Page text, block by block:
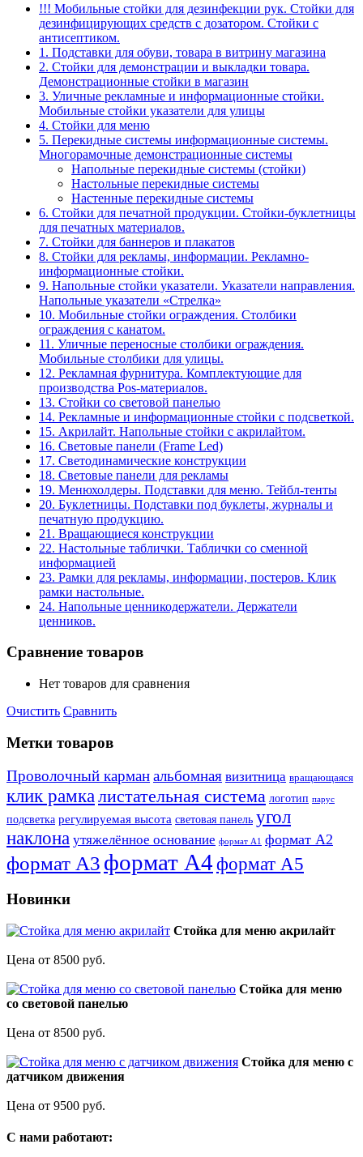
!!! Мобильные стойки для дезинфекции рук. Стойки для
дезинфицирующих средств с дозатором. Стойки с
антисептиком.
1. Подставки для обуви, товара в витрину магазина
2. Стойки для демонстрации и выкладки товара.
Демонстрационные стойки в магазин
3. Уличные рекламные и информационные стойки.
Мобильные стойки указатели для улицы
4. Стойки для меню
5. Перекидные системы информационные системы.
Многорамочные демонстрационные системы
Напольные перекидные системы (стойки)
Настольные перекидные системы
Настенные перекидные системы
6. Стойки для печатной продукции. Стойки-буклетницы
для печатных материалов.
7. Стойки для баннеров и плакатов
8. Стойки для рекламы, информации. Рекламно-
информационные стойки.
9. Напольные стойки указатели. Указатели направления.
Напольные указатели «Стрелка»
10. Мобильные стойки ограждения. Столбики
ограждения с канатом.
11. Уличные переносные столбики ограждения.
Мобильные столбики для улицы.
12. Рекламная фурнитура. Комплектующие для
производства Pos-материалов.
13. Стойки со световой панелью
14. Рекламные и информационные стойки с подсветкой.
15. Акрилайт. Напольные стойки с акрилайтом.
16. Световые панели (Frame Led)
17. Светодинамические конструкции
18. Световые панели для рекламы
19. Менюхолдеры. Подставки для меню. Тейбл-тенты
20. Буклетницы. Подставки под буклеты, журналы и
печатную продукцию.
21. Вращающиеся конструкции
22. Настольные таблички. Таблички со сменной
информацией
23. Рамки для рекламы, информации, постеров. Клик
рамки настольные.
24. Напольные ценникодержатели. Держатели
ценников.
Сравнение товаров
Нет товаров для сравнения
Очистить Сравнить
Метки товаров
Проволочный карманальбомная визитница вращающаяся
клик рамка листательная система логотип парус
подсветка регулируемая высота световая панель угол
наклона утяжелённое основание формат А1 формат А2
формат А3 формат А4формат А5
Новинки
Стойка для меню акрилайт
Цена от 8500 руб.
Стойка для меню
со световой панелью
Цена от 8500 руб.
Стойка для меню с
датчиком движения
Цена от 9500 руб.
C нами работают: